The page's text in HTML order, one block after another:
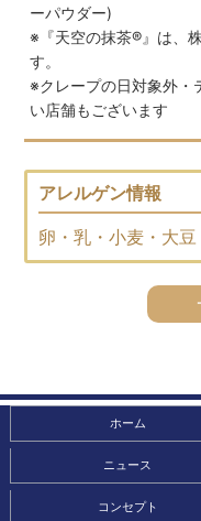
ーパウダー)
※『天空の抹茶®』は、
す。
※クレープの日対象外・
い店舗もございます
アレルゲン情報
卵・乳・小麦・大
ホーム
ニュース
コンセプト